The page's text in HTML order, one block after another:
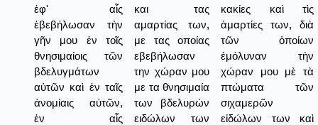
ἐφ' αἷς
ἐβεβήλωσαν τὴν
γῆν μου ἐν τοῖς
θνησιμαίοις τῶν
βδελυγμάτων
αὐτῶν καὶ ἐν ταῖς
ἀνομίαις αὐτῶν,
ἐν αἷς
και τας
αμαρτίας των,
με τας οποίας
εβεβήλωσαν
την χώραν μου
με τα θνησιμαία
των βδελυρών
ειδώλων των
κακίες καὶ τὶς
ἁμαρτίες των, διὰ
τῶν ὁποίων
ἐμόλυναν τὴν
χώραν μου μὲ τὰ
πτώματα τῶν
σιχαμερῶν
εἰδώλων των καὶ